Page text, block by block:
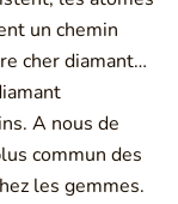
un chemin
cher diamant…
A nous de
commun des
les gemmes.